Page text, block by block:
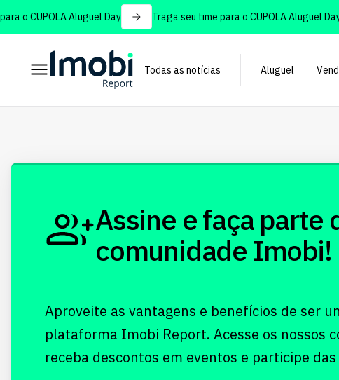
o CUPOLA Aluguel Day Traga seu time para o CUPOLA Aluguel Day
Todas as notícias Aluguel
Assine e faça parte
comunidade Imobi!
Aproveite as vantagens e benefícios de ser
plataforma Imobi Report. Acesse os nossos
receba descontos em eventos e participe